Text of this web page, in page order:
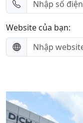
Website của bạn: